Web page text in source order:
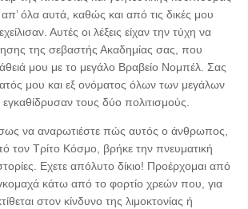
όλα αυτά, καθώς και από τις δικές μου
Αυτές οι λέξεις είχαν την τύχη να
της σεβαστής Ακαδημίας σας, που
μου με το μεγάλο Βραβείο Νομπέλ. Σας
μου και εξ ονόματος όλων των μεγάλων
τους δύο πολιτισμούς.
ίσως να αναρωτιέστε πώς αυτός ο άνθρωπος,
τον Τρίτο Κόσμο, βρήκε την πνευματική
Εχετε απόλυτο δίκιο! Προέρχομαι από
κάτω από το φορτίο χρεών που, για
στον κίνδυνο της λιμοκτονίας ή